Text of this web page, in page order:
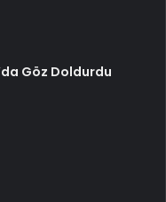
Göz Doldurdu